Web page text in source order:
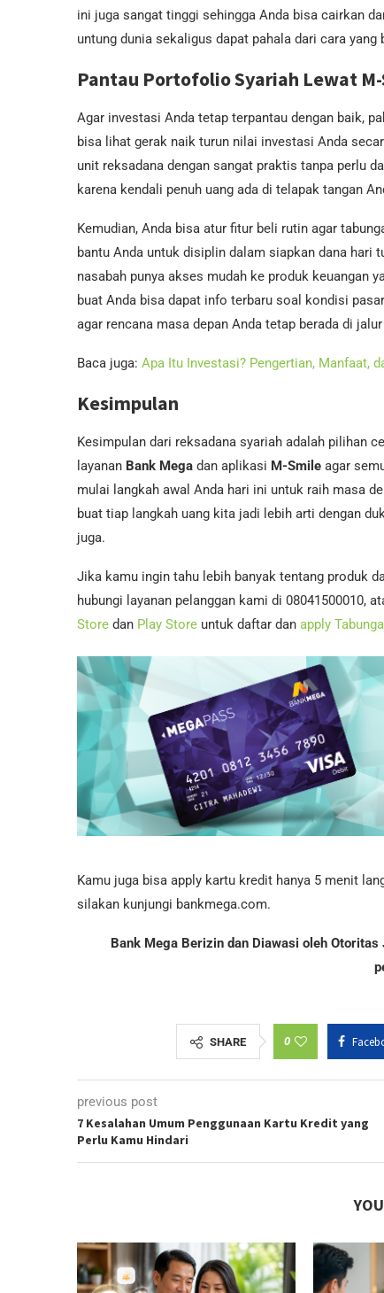
ini juga sangat tinggi sehingga Anda bisa cairkan
untung dunia sekaligus dapat pahala dari cara yang
Pantau Portofolio Syariah Lewat
Agar investasi Anda tetap terpantau dengan baik,
bisa lihat gerak naik turun nilai investasi Anda
unit reksadana dengan sangat praktis tanpa perlu
karena kendali penuh uang ada di telapak tangan
Kemudian, Anda bisa atur fitur beli rutin agar
bantu Anda untuk disiplin dalam siapkan dana hari
nasabah punya akses mudah ke produk keuangan
buat Anda bisa dapat info terbaru soal kondisi
agar rencana masa depan Anda tetap berada di jalur
Baca juga: Apa Itu Investasi? Pengertian, Manfaat,
Kesimpulan
Kesimpulan dari reksadana syariah adalah pilihan
layanan Bank Mega dan aplikasi M-Smile agar
mulai langkah awal Anda hari ini untuk raih masa
buat tiap langkah uang kita jadi lebih arti dengan
juga.
Jika kamu ingin tahu lebih banyak tentang produk
hubungi layanan pelanggan kami di 08041500010,
Store dan Play Store untuk daftar dan apply
Kamu juga bisa apply kartu kredit hanya 5 menit
silakan kunjungi bankmega.com.
Bank Mega Berizin dan Diawasi oleh
SHARE 0
previous post
7 Kesalahan Umum Penggunaan Kartu Kredit yang
Perlu Kamu Hindari